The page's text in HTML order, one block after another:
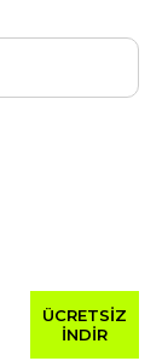
ÜCRETSİZ
İNDİR